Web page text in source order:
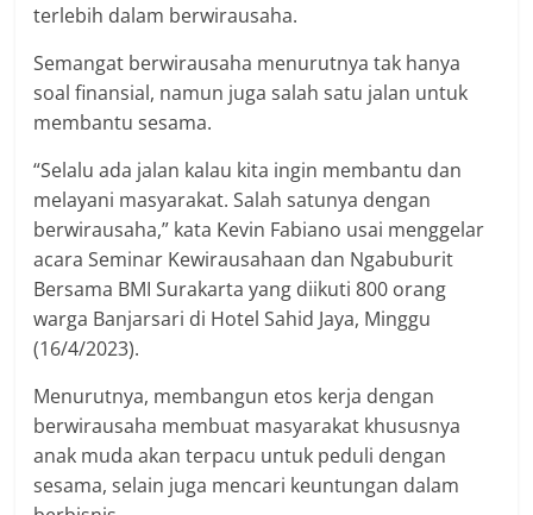
terlebih dalam berwirausaha.
Semangat berwirausaha menurutnya tak hanya
soal finansial, namun juga salah satu jalan untuk
membantu sesama.
“Selalu ada jalan kalau kita ingin membantu dan
melayani masyarakat. Salah satunya dengan
berwirausaha,” kata Kevin Fabiano usai menggelar
acara Seminar Kewirausahaan dan Ngabuburit
Bersama BMI Surakarta yang diikuti 800 orang
warga Banjarsari di Hotel Sahid Jaya, Minggu
(16/4/2023).
Menurutnya, membangun etos kerja dengan
berwirausaha membuat masyarakat khususnya
anak muda akan terpacu untuk peduli dengan
sesama, selain juga mencari keuntungan dalam